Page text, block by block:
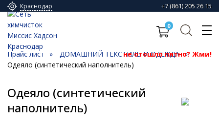
+7 (861) 205 26 15
Краснодар
0
не отошло пятно? Жми!
Прайс лист
ДОМАШНИЙ ТЕКСТИЛЬ И ОДЕЖДА
Одеяло (синтетический наполнитель)
Одеяло (синтетический
наполнитель)